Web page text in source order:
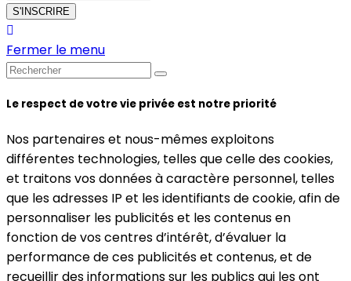
Fermer le menu
Le respect de votre vie privée est notre priorité
Nos partenaires et nous-mêmes exploitons
différentes technologies, telles que celle des cookies,
et traitons vos données à caractère personnel, telles
que les adresses IP et les identifiants de cookie, afin de
personnaliser les publicités et les contenus en
fonction de vos centres d’intérêt, d’évaluer la
performance de ces publicités et contenus, et de
recueillir des informations sur les publics qui les ont